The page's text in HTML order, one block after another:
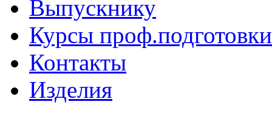
Выпускнику
Курсы проф.подготовки
Контакты
Изделия